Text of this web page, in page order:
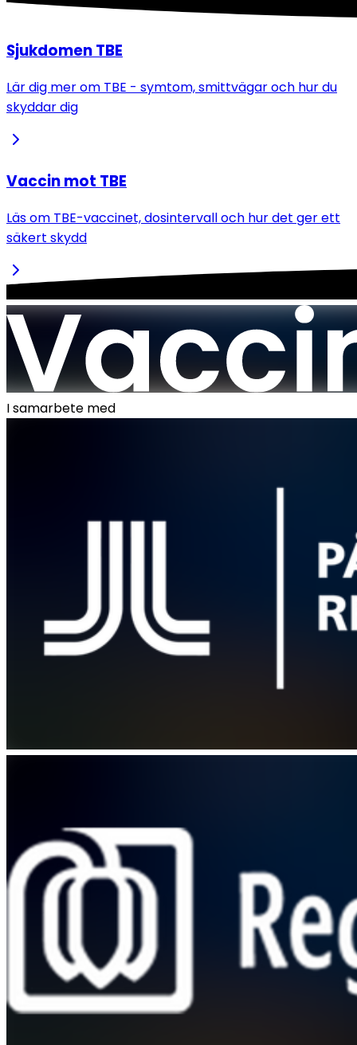
Sjukdomen TBE
Lär dig mer om TBE - symtom, smittvägar och hur du
skyddar dig
Vaccin mot TBE
Läs om TBE-vaccinet, dosintervall och hur det ger ett
säkert skydd
I samarbete med